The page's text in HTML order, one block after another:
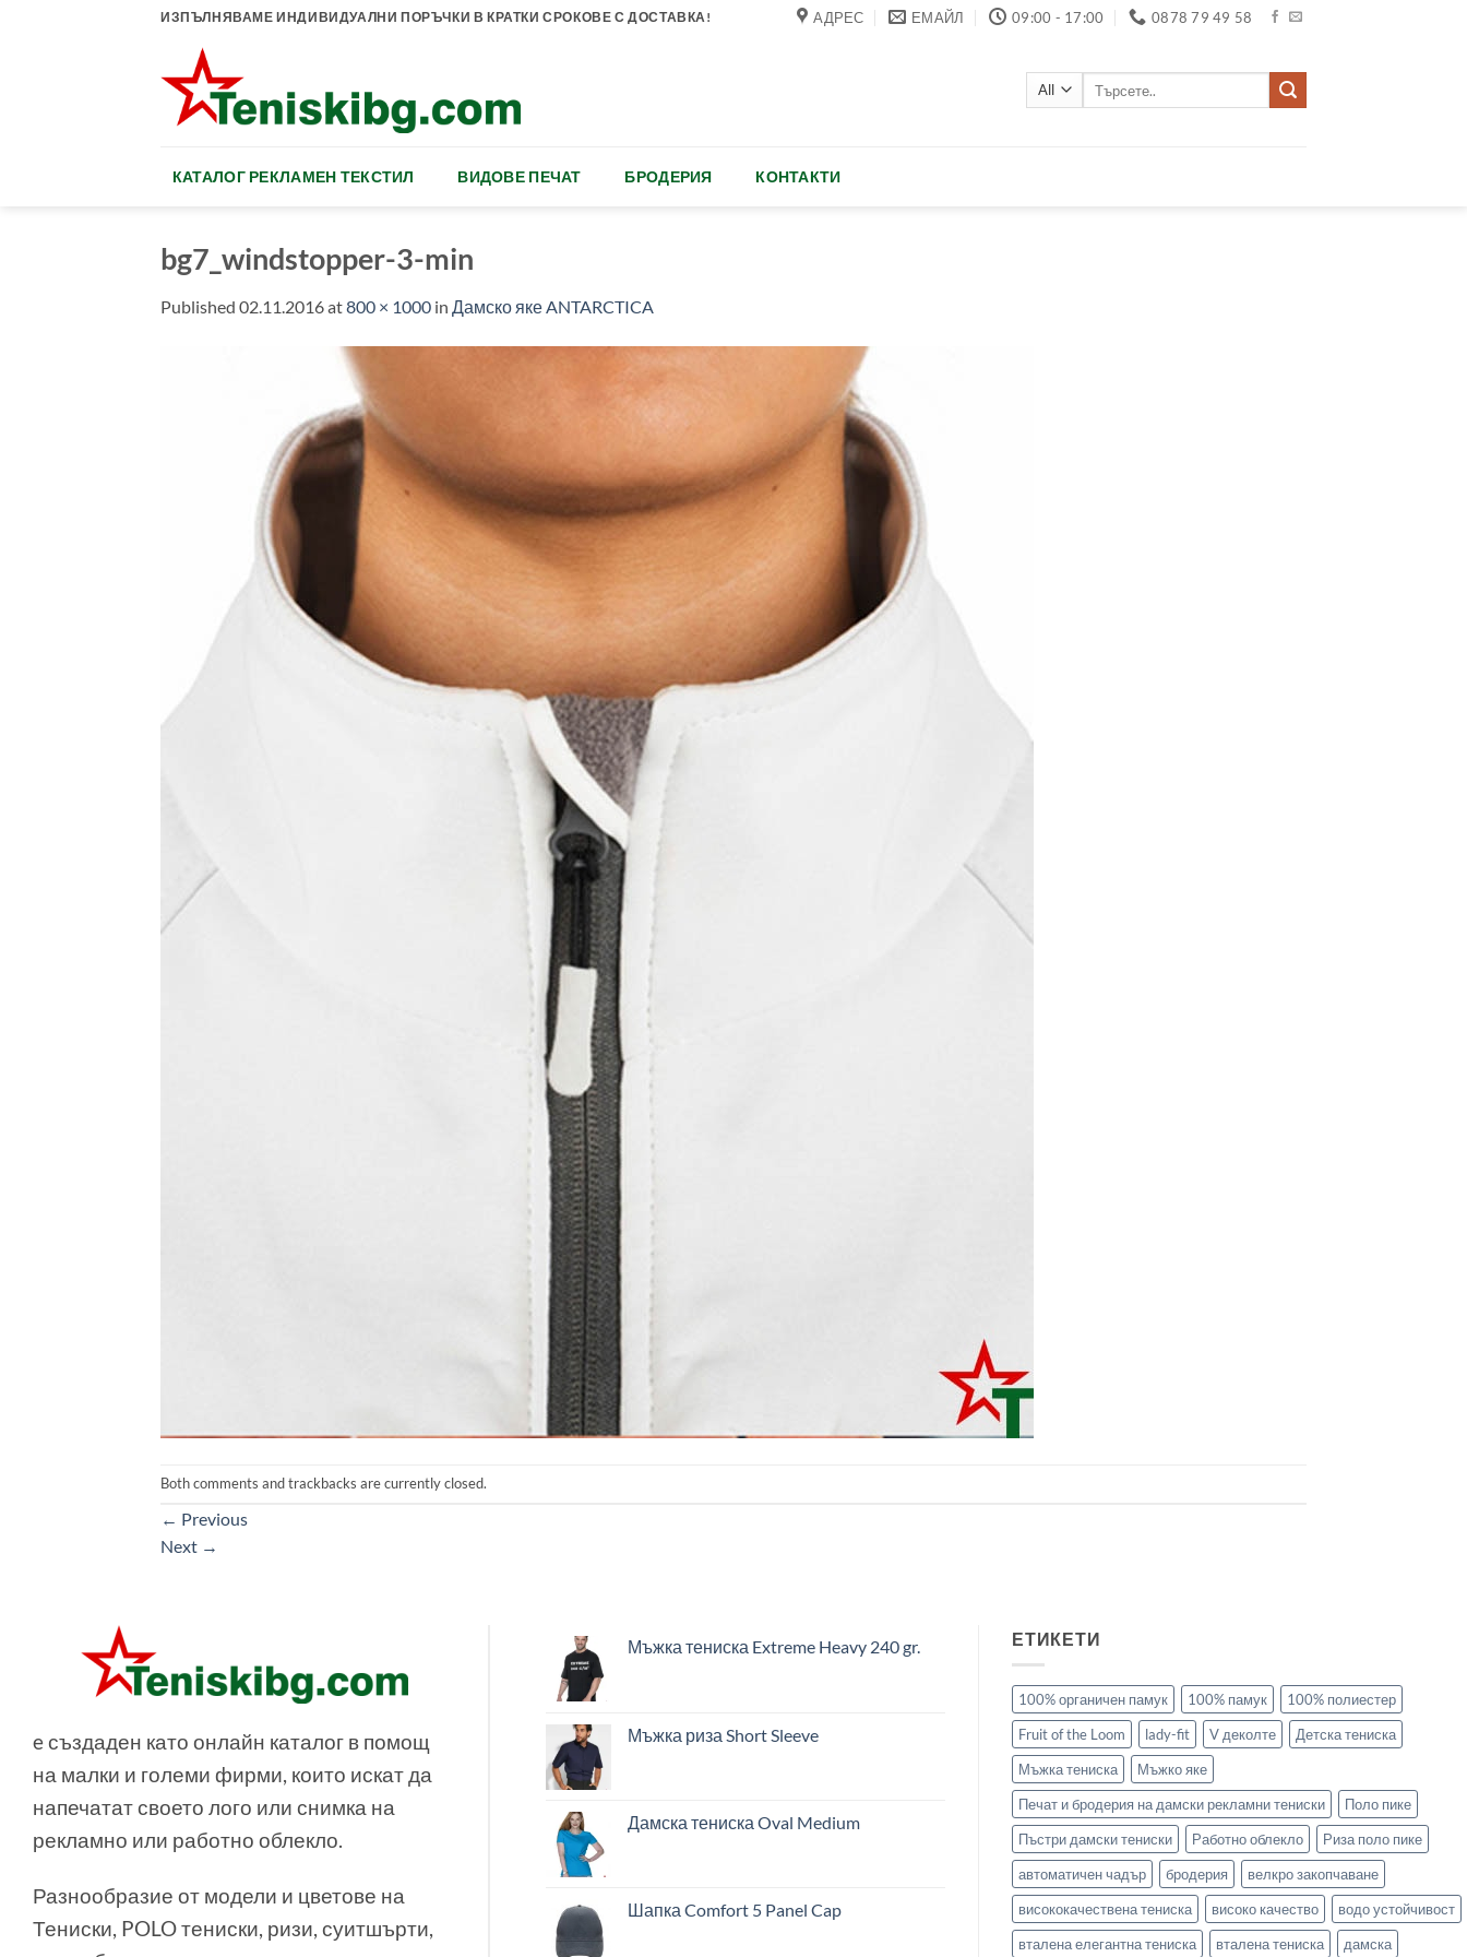
ИЗПЪЛНЯВАМЕ ИНДИВИДУАЛНИ ПОРЪЧКИ В КРАТКИ СРОКОВЕ С ДОСТАВКА! АДРЕС ЕМАЙЛ 09:00 - 17:00 0878 79 49 58
КАТАЛОГ РЕКЛАМЕН ТЕКСТИЛ ВИДОВЕ ПЕЧАТ БРОДЕРИЯ КОНТАКТИ
bg7_windstopper-3-min
Published 02.11.2016at800 × 1000 in Дамско яке ANTARCTICA
Both comments and trackbacks are currently closed.
← Previous
Next →
e създаден като онлайн каталог в помощ
на малки и големи фирми, които искат да
напечатат своето лого или снимка на
рекламно или работно облекло.
Разнообразие от модели и цветове на
Тениски, POLO тениски, ризи, суитшърти,
Мъжка тениска Extreme Heavy 240 gr.
Мъжка риза Short Sleeve
Дамска тениска Oval Medium
Шапка Comfort 5 Panel Cap
ЕТИКЕТИ
100% органичен памук 100% памук
100% полиестер
Fruit of the Loom
lady-fit V деколте
Детска тениска
Мъжка тениска
Мъжко яке
Печат и бродерия на дамски рекламни тениски
Поло пике
Пъстри дамски тениски
Работно облекло
Риза поло пике
автоматичен чадър
бродерия
велкро закопчаване
висококачествена тениска
високо качество
водо устойчивост
вталена елегантна тениска
вталена тениска дамска